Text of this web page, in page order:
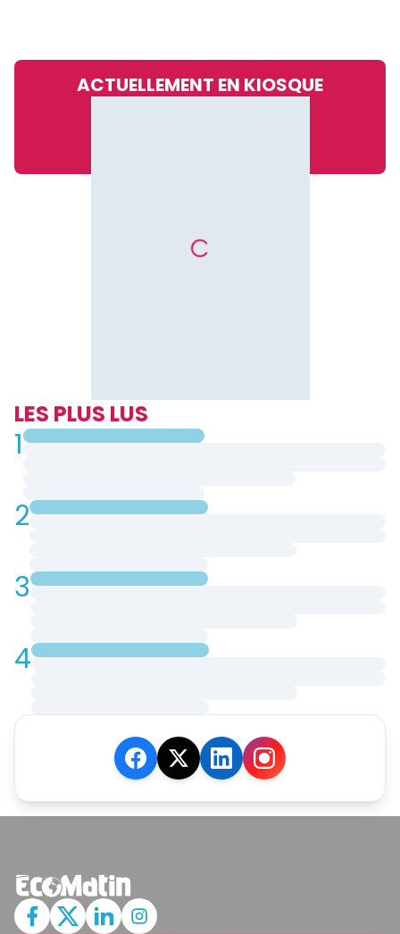
ACTUELLEMENT EN KIOSQUE
LES PLUS LUS
1
2
3
4